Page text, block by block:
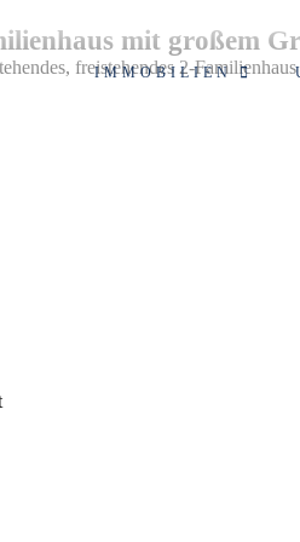
IMMOBILIEN
mit großem
freistehendes 2-